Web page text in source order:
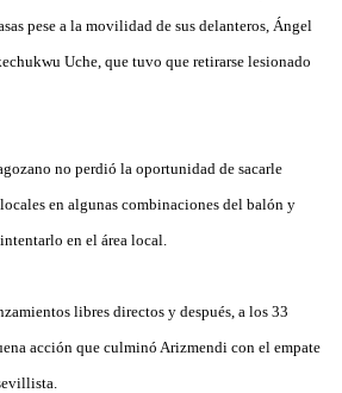
pese a la movilidad de sus delanteros, Ángel
Uche, que tuvo que retirarse lesionado
no perdió la oportunidad de sacarle
en algunas combinaciones del balón y
en el área local.
libres directos y después, a los 33
acción que culminó Arizmendi con el empate